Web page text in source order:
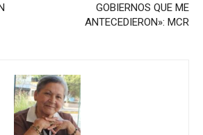
GOBIERNOS QUE ME
ANTECEDIERON»: MCR